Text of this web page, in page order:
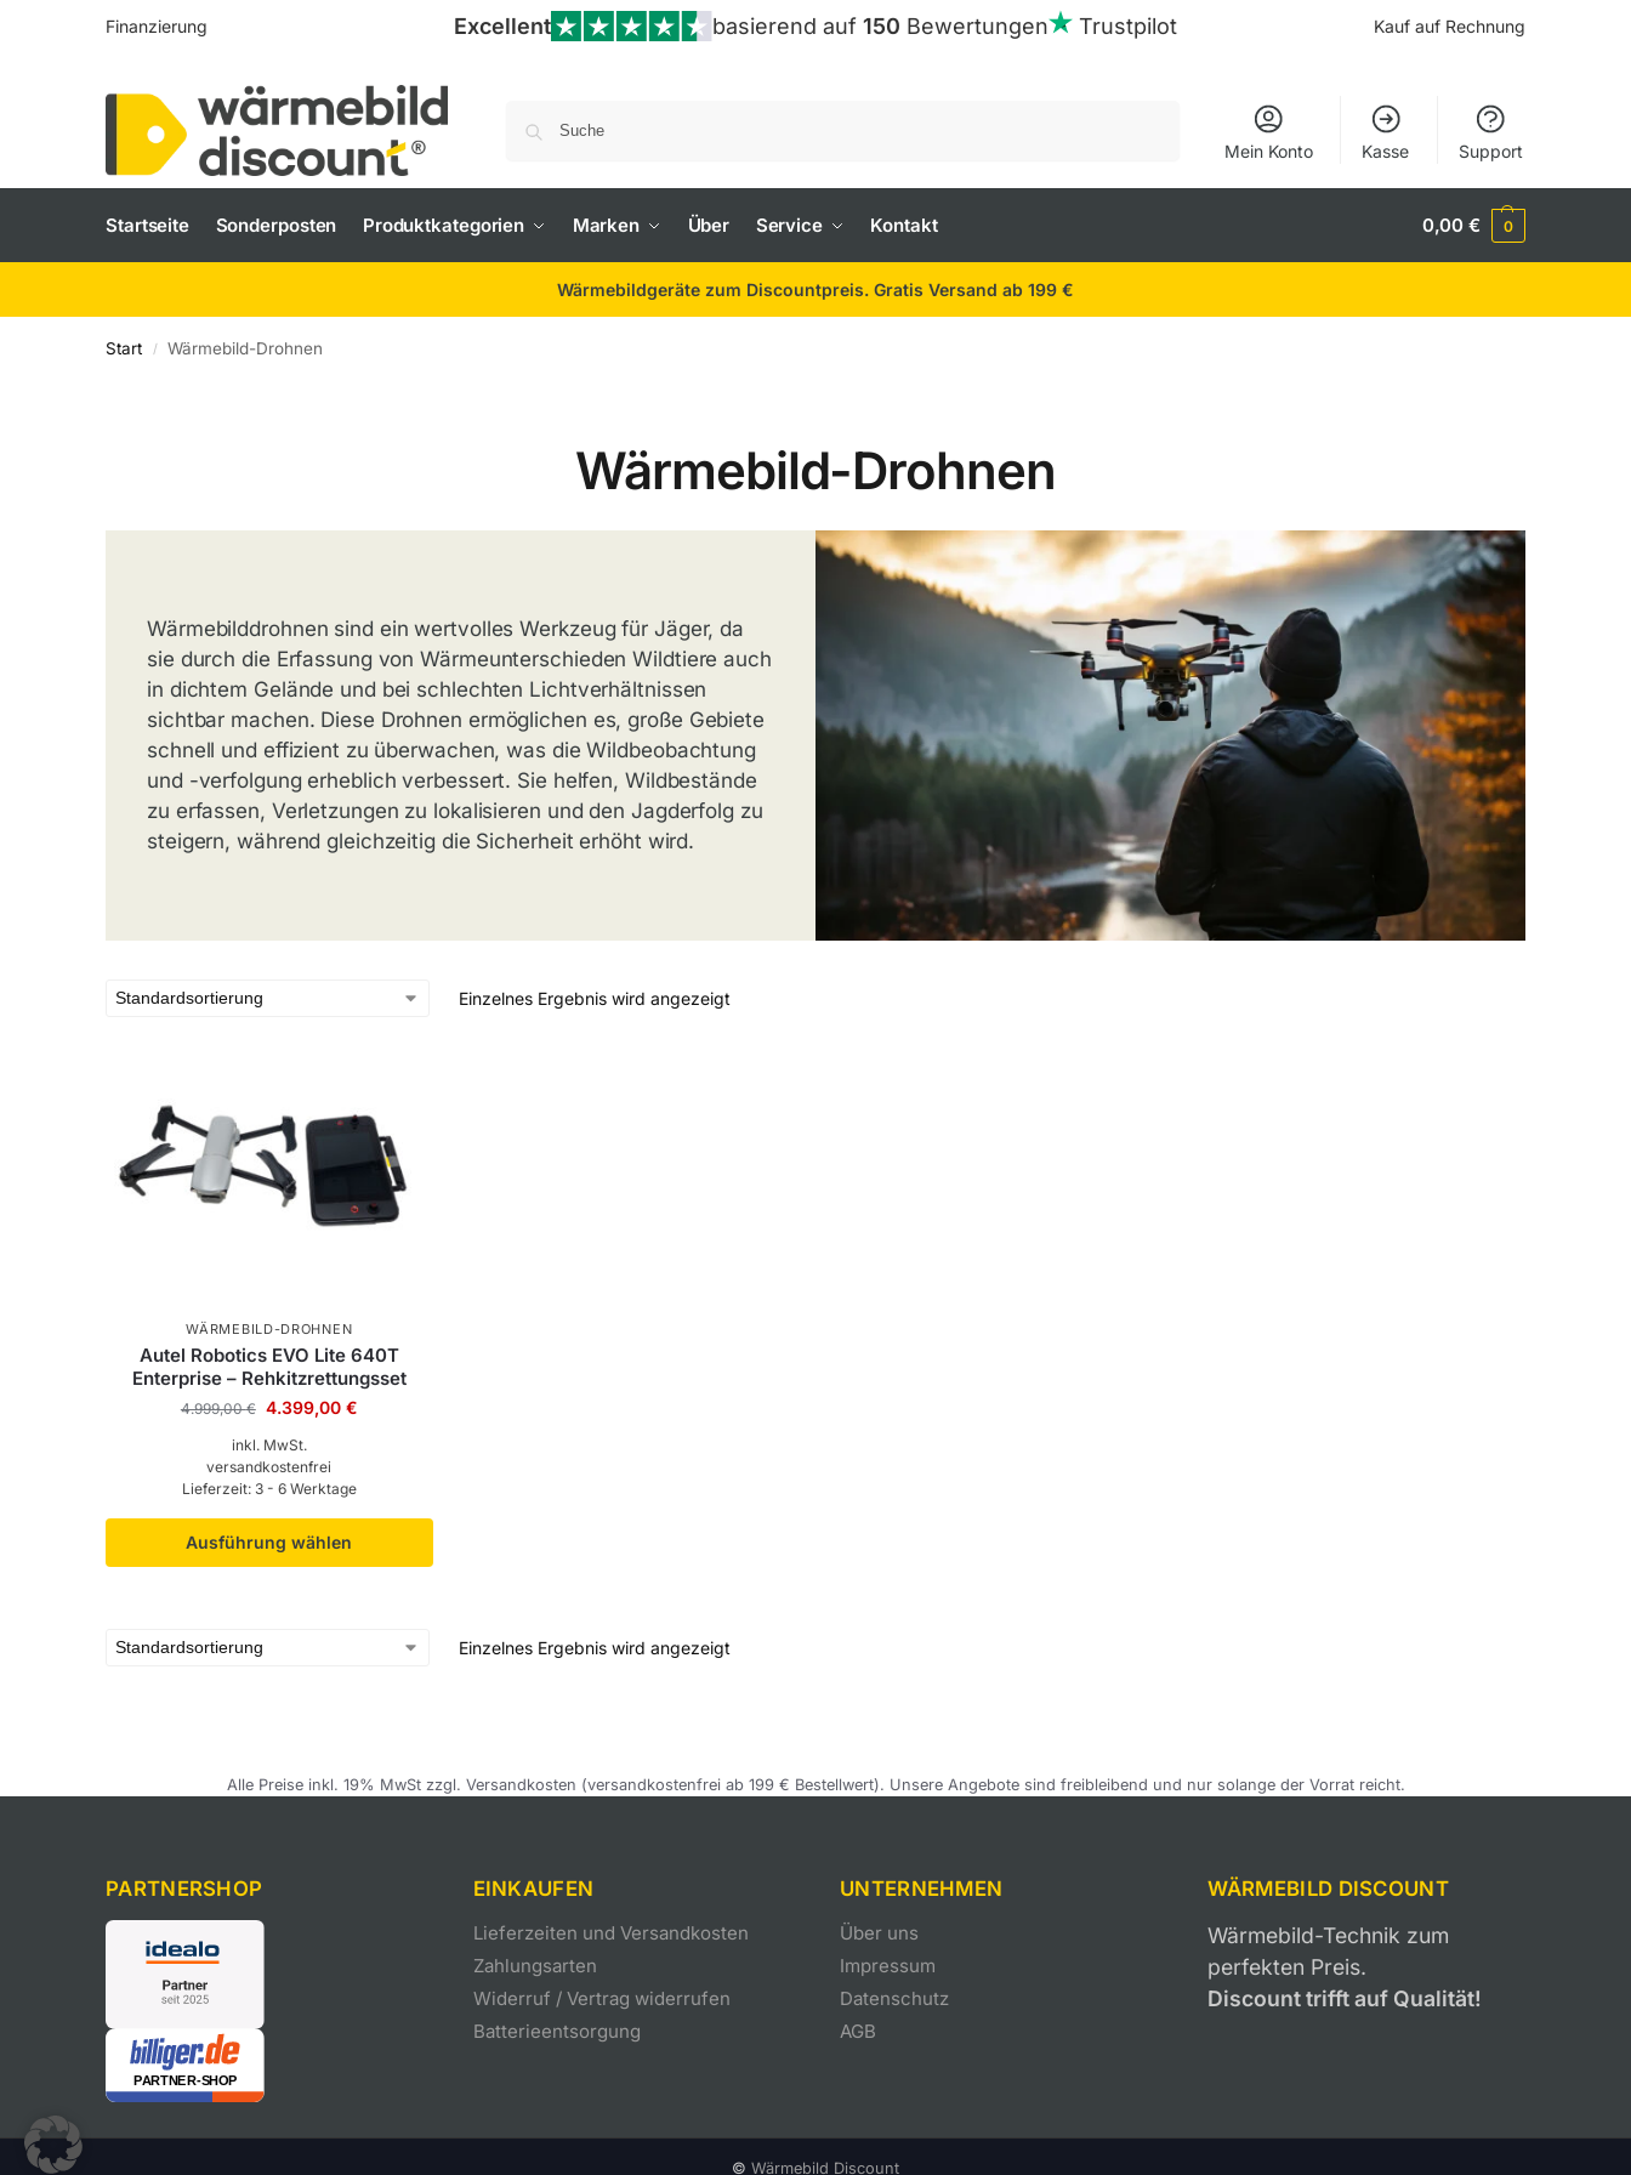
Finanzierung Excellent basierend auf150 Bewertungen Trustpilot Kauf auf Rechnung
Mein Konto Kasse Support
Startseite Sonderposten Produktkategorien Marken Über Service Kontakt 0,00€ 0
Wärmebildgeräte zum Discountpreis. Gratis Versand ab 199 €
Start / Wärmebild-Drohnen
Wärmebild-Drohnen
Wärmebilddrohnen sind ein wertvolles Werkzeug für Jäger, da
sie durch die Erfassung von Wärmeunterschieden Wildtiere auch
in dichtem Gelände und bei schlechten Lichtverhältnissen
sichtbar machen. Diese Drohnen ermöglichen es, große Gebiete
schnell und effizient zu überwachen, was die Wildbeobachtung
und -verfolgung erheblich verbessert. Sie helfen, Wildbestände
zu erfassen, Verletzungen zu lokalisieren und den Jagderfolg zu
steigern, während gleichzeitig die Sicherheit erhöht wird.
Einzelnes Ergebnis wird angezeigt
WÄRMEBILD-DROHNEN
Autel Robotics EVO Lite 640T
Enterprise – Rehkitzrettungsset
4.999,00€ 4.399,00 €
inkl. MwSt.
versandkostenfrei
Lieferzeit: 3 - 6 Werktage
Ausführung wählen
Einzelnes Ergebnis wird angezeigt
Alle Preise inkl. 19% MwSt zzgl. Versandkosten (versandkostenfrei ab 199 € Bestellwert). Unsere Angebote sind freibleibend und nur solange der Vorrat reicht.
PARTNERSHOP EINKAUFEN
Lieferzeiten und Versandkosten
Zahlungsarten
Widerruf / Vertrag widerrufen
Batterieentsorgung
UNTERNEHMEN
Über uns
Impressum
Datenschutz
AGB
WÄRMEBILD DISCOUNT
Wärmebild-Technik zum
perfekten Preis.
Discount trifft auf Qualität!
© Wärmebild Discount